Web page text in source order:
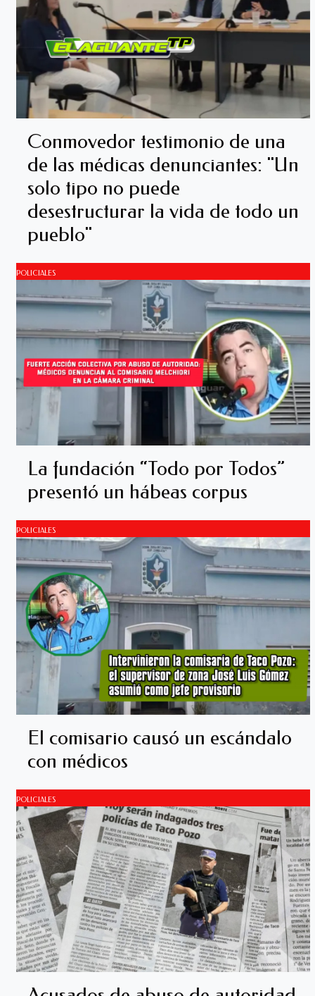
Conmovedor testimonio de una
de las médicas denunciantes: "Un
solo tipo no puede
desestructurar la vida de todo un
pueblo"
POLICIALES
La fundación “Todo por Todos”
presentó un hábeas corpus
POLICIALES
El comisario causó un escándalo
con médicos
POLICIALES